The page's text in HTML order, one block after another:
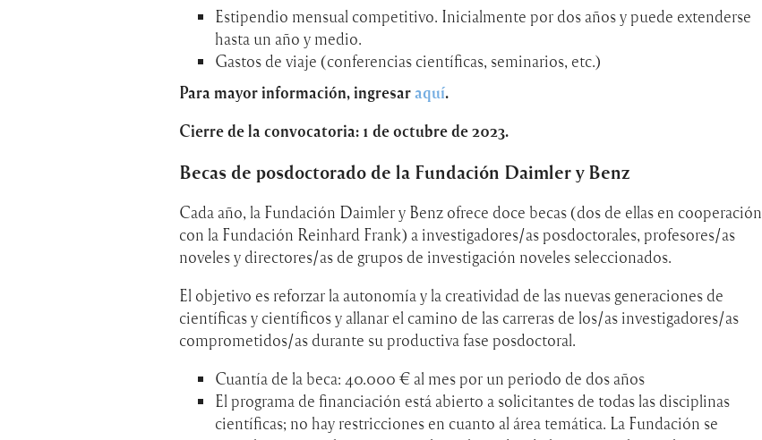
Estipendio mensual competitivo. Inicialmente por dos años y puede extenderse
hasta un año y medio.
Gastos de viaje (conferencias científicas, seminarios, etc.)
Para mayor información, ingresaraquí.
Cierre de la convocatoria: 1 de octubre de 2023.
Becas de posdoctorado de la Fundación Daimler y Benz
Cada año, la Fundación Daimler y Benz ofrece doce becas (dos de ellas en cooperación
con la Fundación Reinhard Frank) a investigadores/as posdoctorales, profesores/as
noveles y directores/as de grupos de investigación noveles seleccionados.
El objetivo es reforzar la autonomía y la creatividad de las nuevas generaciones de
científicas y científicos y allanar el camino de las carreras de los/as investigadores/as
comprometidos/as durante su productiva fase posdoctoral.
Cuantía de la beca: 40.000 € al mes por un periodo de dos años
El programa de financiación está abierto a solicitantes de todas las disciplinas
científicas; no hay restricciones en cuanto al área temática. La Fundación se